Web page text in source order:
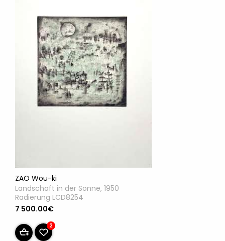
ZAO Wou-ki
Landschaft in der Sonne, 1950
Radierung LCD8254
7 500.00€
2